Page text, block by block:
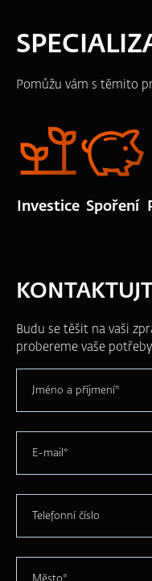
Pomůžu vám s těmito
Investice Spoření
Budu se těšit na vaši
probereme vaše
Jméno a příjmení*
E-mail*
Telefonní číslo